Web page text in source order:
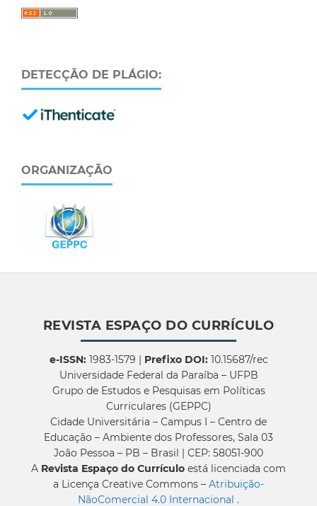
DETECÇÃO DE PLÁGIO:
ORGANIZAÇÃO
REVISTA ESPAÇO DO CURRÍCULO
e-ISSN:1983-1579 | Prefixo DOI:10.15687/rec
Universidade Federal da Paraíba – UFPB
Grupo de Estudos e Pesquisas em Políticas
Curriculares (GEPPC)
Cidade Universitária – Campus I – Centro de
Educação – Ambiente dos Professores, Sala 03
João Pessoa – PB – Brasil | CEP: 58051-900
A Revista Espaço do Currículo está licenciada com
a Licença Creative Commons – Atribuição-
NãoComercial 4.0 Internacional .